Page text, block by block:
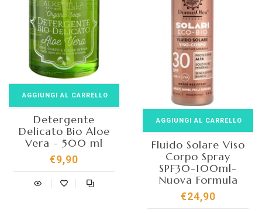
AGGIUNGI AL CARRELLO
Detergente
Delicato Bio Aloe
Vera - 500 ml
€9,90
AGGIUNGI AL CARRELLO
Fluido Solare Viso
Corpo Spray
SPF30-100ml-
Nuova Formula
€24,90